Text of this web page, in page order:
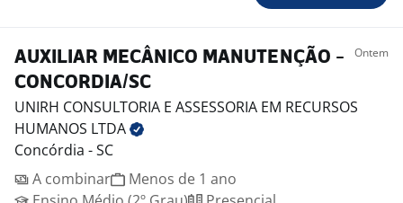
AUXILIAR MECÂNICO MANUTENÇÃO -
CONCORDIA/SC
Ontem
UNIRH CONSULTORIA E ASSESSORIA EM RECURSOS
HUMANOS LTDA
Concórdia - SC
A combinar
Menos de 1 ano